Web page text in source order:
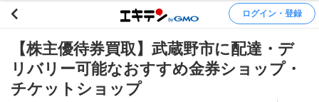
ログイン・登録
【株主優待券買取】武蔵野市に配達・デ
リバリー可能なおすすめ金券ショップ・
チケットショップ